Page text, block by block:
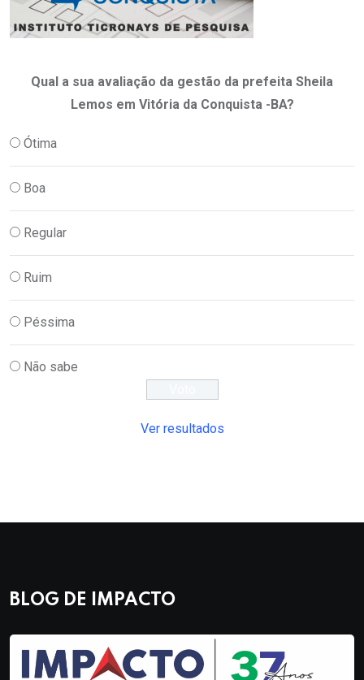
Qual a sua avaliação da gestão da prefeita Sheila
Lemos em Vitória da Conquista -BA?
Ótima
Boa
Regular
Ruim
Péssima
Não sabe
Ver resultados
BLOG DE IMPACTO